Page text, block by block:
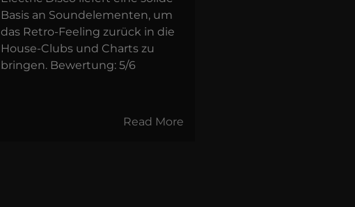
Basis an Soundelementen, um
das Retro-Feeling zurück in die
House-Clubs und Charts zu
bringen. Bewertung: 5/6
Read More